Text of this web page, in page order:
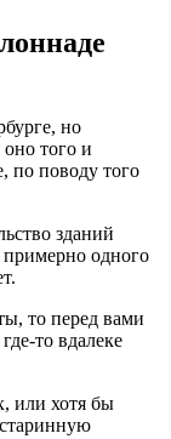
но
того и
по поводу того
зданий
одного
то перед вами
то вдалеке
или хотя бы